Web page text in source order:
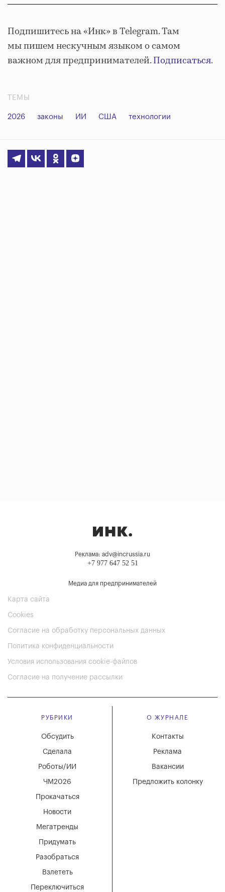
Подпишитесь на «Инк» в Telegram. Там
мы пишем нескучным языком о самом
важном для предпринимателей.Подписаться.
ТЕМЫ
2026 законы ИИ США технологии
Реклама: adv@incrussia.ru
+7 977 647 52 51
Медиа для предпринимателей
Карта сайта
Cookies
Согласие на обработку персональных данных
Политика конфиденциальности
Условия использования cookie-файлов
Согласие на получение рассылки
РУБРИКИ
Мегатренды
Придумать
Разобраться
Взлететь
Новости
Переключиться
Обсудить
Сделала
Роботы/ИИ
ЧМ2026
Прокачаться
О ЖУРНАЛЕ
Вакансии
Реклама
Контакты
Предложить колонку